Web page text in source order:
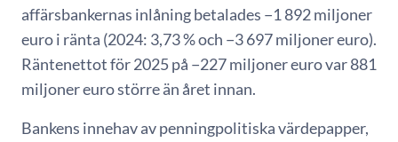
affärsbankernas inlåning betalades −1 892 miljoner
euro i ränta (2024: 3,73 % och −3 697 miljoner euro).
Räntenettot för 2025 på −227 miljoner euro var 881
miljoner euro större än året innan.
Bankens innehav av penningpolitiska värdepapper,